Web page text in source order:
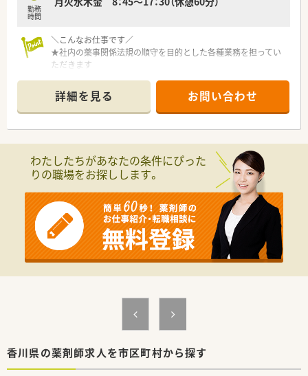
勤務
時間
＼こんなお仕事です／
★社内の薬事関係法規の順守を目的とした各種業務を担ってい
ただきます
・従業員に対する教育、研修
・行政対応、問い合わせ対応
・その他一般事務
＊接客業務はありません
■創業以来120年の歴史をもつ、化粧品・日用品、一般用医薬品卸
業界のトップ企業です。
■「美と健康」に関わる生活必需品を全国のドラッグストアやス
ーパーマーケット、コンビニエンスストアなどの小売業にお届け
しています。
■独自の「マーチャンダイジング」と「ロジスティクス」に基づく
質の高いサービスで小売業やメーカーから信頼を得ておられま
す。
■小売業様に商品をお届けするというだけでなく効果的なマー
チャンダイジングと店舗作業の低減に貢献するロジスティクス
＼こんな方におすすめ／
■安定した環境で無理なくお仕事を続けたい方
■時間的に体力的にゆとりを持って働きたい方
詳細を見る お問い合わせ
わたしたちがあなたの条件にぴった
りの職場をお探しします。
香川県の薬剤師求人を市区町村から探す